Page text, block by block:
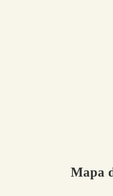
Mapa